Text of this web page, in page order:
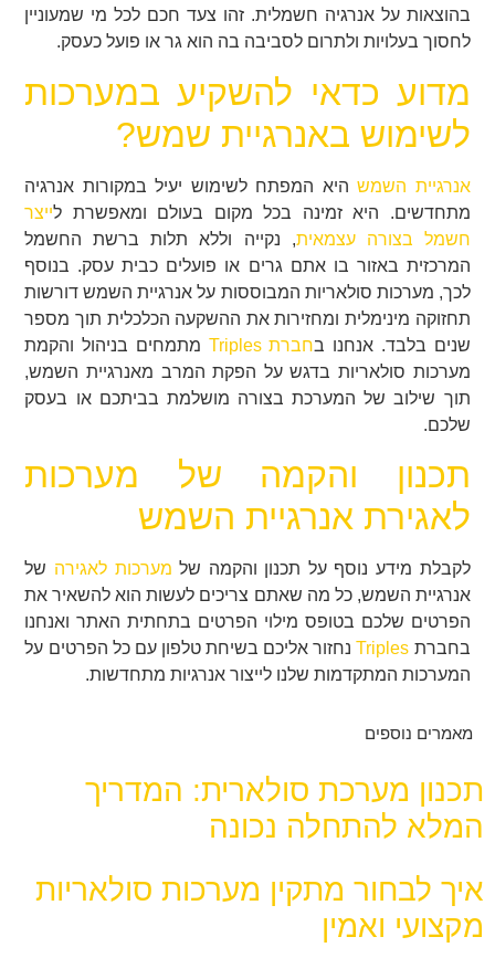
בהוצאות על אנרגיה חשמלית. זהו צעד חכם לכל מי שמעוניין
לחסוך בעלויות ולתרום לסביבה בה הוא גר או פועל כעסק.
מדוע כדאי להשקיע במערכות
לשימוש באנרגיית שמש?
אנרגיית השמשהיא המפתח לשימוש יעיל במקורות אנרגיה
מתחדשים. היא זמינה בכל מקום בעולם ומאפשרת לייצר
חשמל בצורה עצמאית, נקייה וללא תלות ברשת החשמל
המרכזית באזור בו אתם גרים או פועלים כבית עסק. בנוסף
לכך, מערכות סולאריות המבוססות על אנרגיית השמש דורשות
תחזוקה מינימלית ומחזירות את ההשקעה הכלכלית תוך מספר
שנים בלבד. אנחנו בחברת Triples
מתמחים בניהול והקמת
מערכות סולאריות בדגש על הפקת המרב מאנרגיית השמש,
תוך שילוב של המערכת בצורה מושלמת בביתכם או בעסק
שלכם.
תכנון והקמה של מערכות
לאגירת אנרגיית השמש
לקבלת מידע נוסף על תכנון והקמה של מערכות לאגירה של
אנרגיית השמש, כל מה שאתם צריכים לעשות הוא להשאיר את
הפרטים שלכם בטופס מילוי הפרטים בתחתית האתר ואנחנו
בחברת Triples נחזור אליכם בשיחת טלפון עם כל הפרטים על
המערכות המתקדמות שלנו לייצור אנרגיות מתחדשות.
מאמרים נוספים
תכנון מערכת סולארית: המדריך
המלא להתחלה נכונה
איך לבחור מתקין מערכות סולאריות
מקצועי ואמין